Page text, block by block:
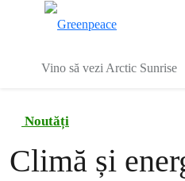
Vino să vezi Arctic Sunrise
Noutăți
Climă și